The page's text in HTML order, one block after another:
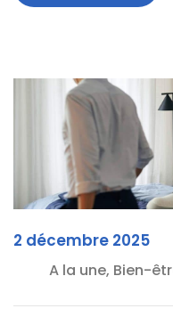
2 décembre 2025
A la une, Bien-